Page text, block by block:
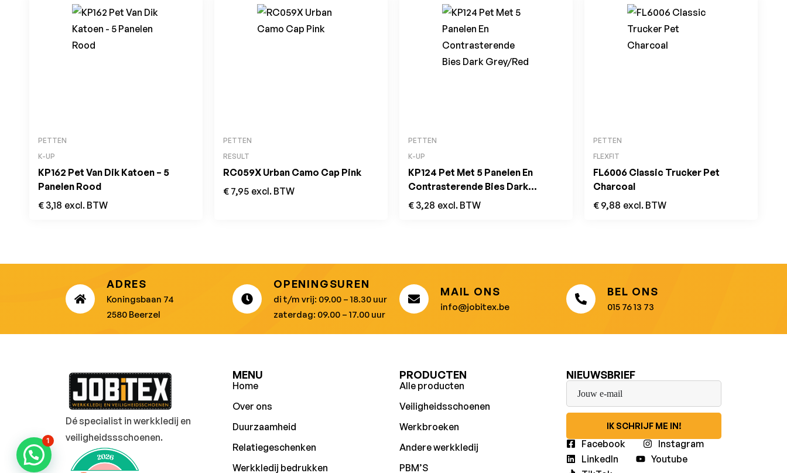
PETTEN
K-UP
KP162 Pet Van Dik Katoen – 5
Panelen Rood
€ 3,18 excl. BTW
PETTEN
RESULT
RC059X Urban Camo Cap Pink
€ 7,95 excl. BTW
PETTEN
K-UP
KP124 Pet Met 5 Panelen En
Contrasterende Bies Dark
Grey/Red
€ 3,28 excl. BTW
PETTEN
FLEXFIT
FL6006 Classic Trucker Pet
Charcoal
€ 9,88 excl. BTW
ADRES
Koningsbaan 74
2580 Beerzel
OPENINGSUREN
di t/m vrij: 09.00 – 18.30 uur
zaterdag: 09.00 – 17.00 uur
MAIL ONS
info@jobitex.be
BEL ONS
015 76 13 73
Dé specialist in werkkledij en
veiligheidssschoenen.
MENU
Home
Over ons
Duurzaamheid
Relatiegeschenken
Werkkledij bedrukken
PRODUCTEN
Alle producten
Veiligheidsschoenen
Werkbroeken
Andere werkkledij
PBM’S
NIEUWSBRIEF
IK SCHRIJF ME IN!
Facebook
Instagram
LinkedIn
Youtube
1